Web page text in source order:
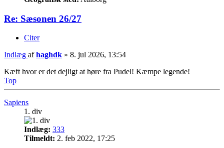
Re: Sæsonen 26/27
Citer
Indlæg afhaghdk » 8. jul 2026, 13:54
Kæft hvor er det dejligt at høre fra Pudel! Kæmpe legende!
Top
Sapiens
1. div
Indlæg: 333
Tilmeldt: 2. feb 2022, 17:25